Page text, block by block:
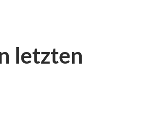
letzten